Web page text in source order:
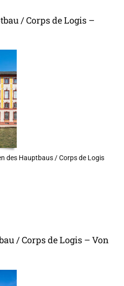
/ Corps de Logis –
des Hauptbaus / Corps de Logis
/ Corps de Logis – Von